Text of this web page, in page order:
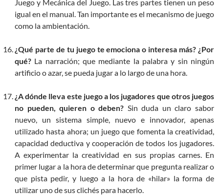
Juego y Mecánica del Juego. Las tres partes tienen un peso
igual en el manual. Tan importante es el mecanismo de juego
como la ambientación.
¿Qué parte de tu juego te emociona o interesa más? ¿Por
qué? La narración; que mediante la palabra y sin ningún
artificio o azar, se pueda jugar a lo largo de una hora.
¿A dónde lleva este juego a los jugadores que otros juegos
no pueden, quieren o deben? Sin duda un claro sabor
nuevo, un sistema simple, nuevo e innovador, apenas
utilizado hasta ahora; un juego que fomenta la creatividad,
capacidad deductiva y cooperación de todos los jugadores.
A experimentar la creatividad en sus propias carnes. En
primer lugar a la hora de determinar que pregunta realizar o
que pista pedir, y luego a la hora de «hilar» la forma de
utilizar uno de sus clichés para hacerlo.